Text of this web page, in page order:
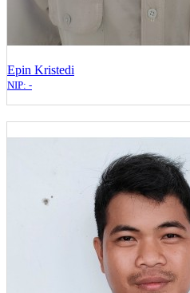
Epin Kristedi
NIP: -